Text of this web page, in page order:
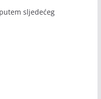
jer su
najnovijih vijesti i